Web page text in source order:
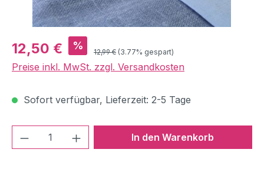
Verkaufspreis:
12,50 € % Regulärer Preis:
12,99 € (3.77% gespart)
Preise inkl. MwSt. zzgl. Versandkosten
Sofort verfügbar, Lieferzeit: 2-5 Tage
Produkt Anzahl: Gib denIn den Warenkorb